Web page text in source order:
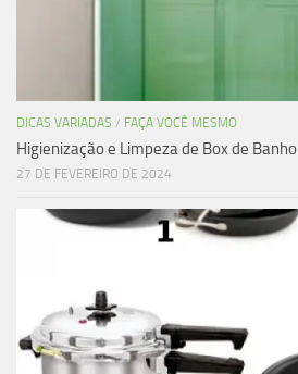
DICAS VARIADAS / FAÇA VOCÊ MESMO
Higienização e Limpeza de Box de Banho
27 DE FEVEREIRO DE 2024